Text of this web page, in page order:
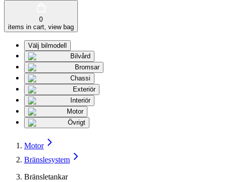
0
items in cart, view bag
Välj bilmodell
Bilvård
Bromsar
Chassi
Exteriör
Interiör
Motor
Övrigt
Motor
Bränslesystem
Bränsletankar